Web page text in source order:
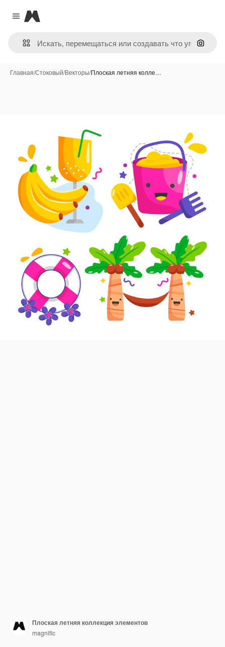
Close menu
Magnific
Поиск
Главная/Стоковый/Векторы/Плоская летняя колле…
Плоская летняя коллекция элементов
magnific